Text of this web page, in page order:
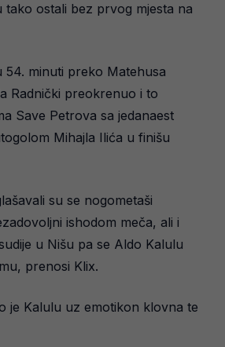
tako ostali bez prvog mjesta na
54. minuti preko Matehusa
Radnički preokrenuo i to
Save Petrova sa jedanaest
Mihajla Ilića u finišu
su se nogometaši
ishodom meča, ali i
u Nišu pa se Aldo Kalulu
prenosi Klix.
je Kalulu uz emotikon klovna te